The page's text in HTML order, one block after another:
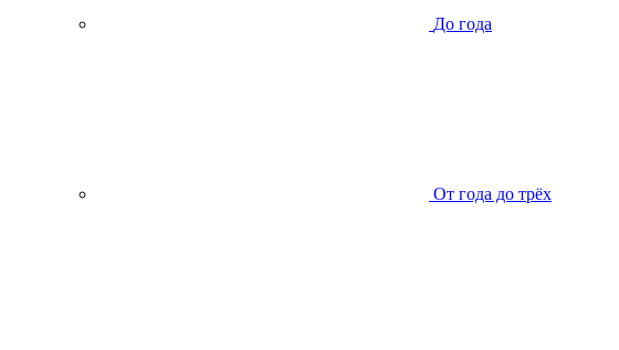
До года
От года до трёх